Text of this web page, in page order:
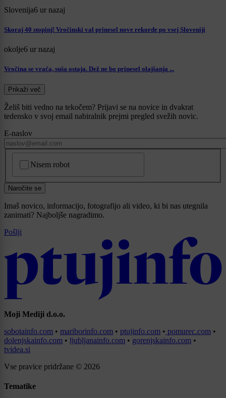
Slovenija6 ur nazaj
Skoraj 40 stopinj! Vročinski val prinesel nove rekorde po vsej Sloveniji
okolje6 ur nazaj
Vročina se vrača, suša ostaja. Dež ne bo prinesel olajšanja ...
Prikaži več
Želiš biti vedno na tekočem? Prijavi se na novice in dvakrat
tedensko v svoj email nabiralnik prejmi pregled svežih novic.
E-naslov
Nisem robot
Naročite se
Imaš novico, informacijo, fotografijo ali video, ki bi nas utegnila
zanimati? Najboljše nagradimo.
Pošlji
Moji Mediji d.o.o.
sobotainfo.com • mariborinfo.com • ptujinfo.com • pomurec.com •
dolenjskainfo.com • ljubljanainfo.com • gorenjskainfo.com •
tvidea.si
Vse pravice pridržane © 2026
Tematike